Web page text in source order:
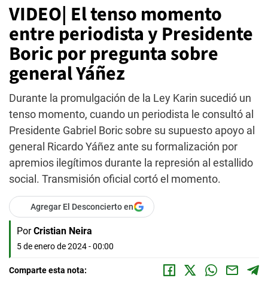
VIDEO| El tenso momento
entre periodista y Presidente
Boric por pregunta sobre
general Yáñez
Durante la promulgación de la Ley Karin sucedió un
tenso momento, cuando un periodista le consultó al
Presidente Gabriel Boric sobre su supuesto apoyo al
general Ricardo Yáñez ante su formalización por
apremios ilegítimos durante la represión al estallido
social. Transmisión oficial cortó el momento.
Agregar El Desconcierto en
Por Cristian Neira
5 de enero de 2024 - 00:00
Comparte esta nota: